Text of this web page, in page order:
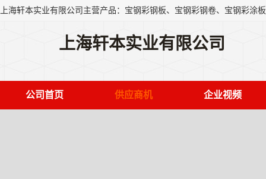
上海轩本实业有限公司
公司首页 供应商机 企业视频